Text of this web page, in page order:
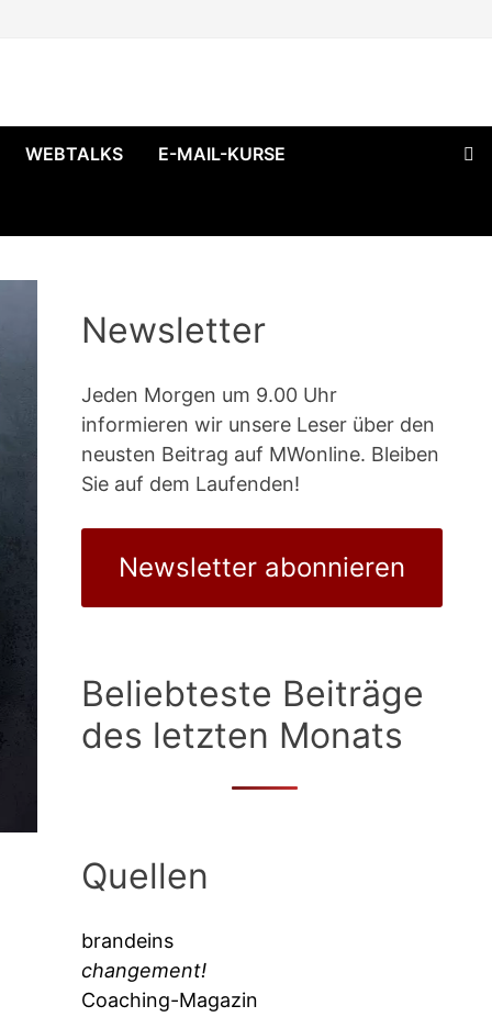
WEBTALKS E-MAIL-KURSE
Newsletter
Jeden Morgen um 9.00 Uhr
informieren wir unsere Leser über den
neusten Beitrag auf MWonline. Bleiben
Sie auf dem Laufenden!
Newsletter abonnieren
Beliebteste Beiträge
des letzten Monats
Quellen
brandeins
changement!
Coaching-Magazin